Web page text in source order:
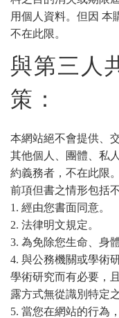
用個人資料。但因 本
不在此限。
與第三人
策：
本網站絕不會提供、
其他個人、團體、私
約義務者，不在此限。
前項但書之情形包括
1. 經由您書面同意。
2. 法律明文規定。
3. 為免除您生命、身
4. 與公務機關或學術
學術研究而有必要，
露方式無從識別特定
5. 當您在網站的行為